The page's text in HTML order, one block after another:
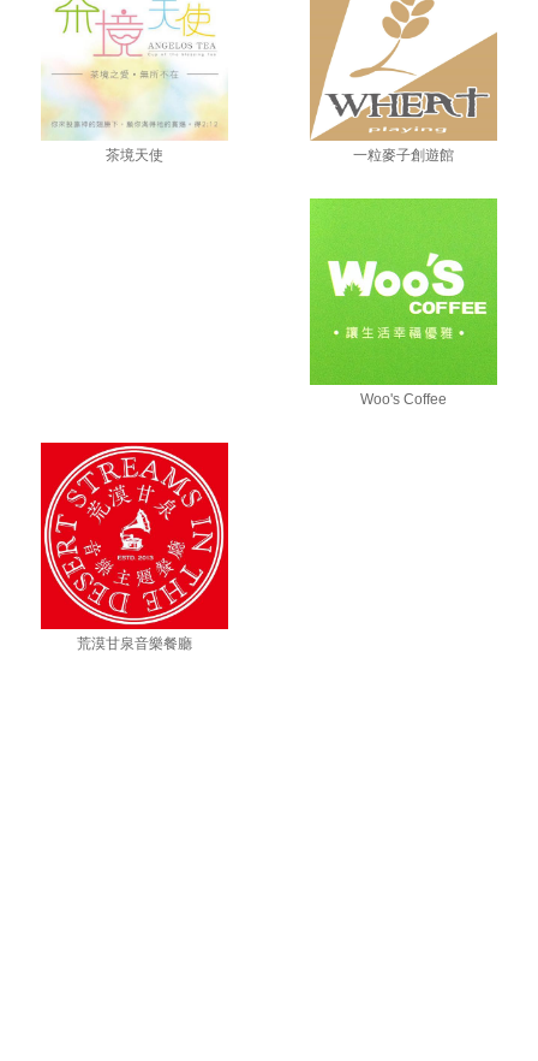
茶境天使 一粒麥子創遊館
Woo's Coffee
荒漠甘泉音樂餐廳